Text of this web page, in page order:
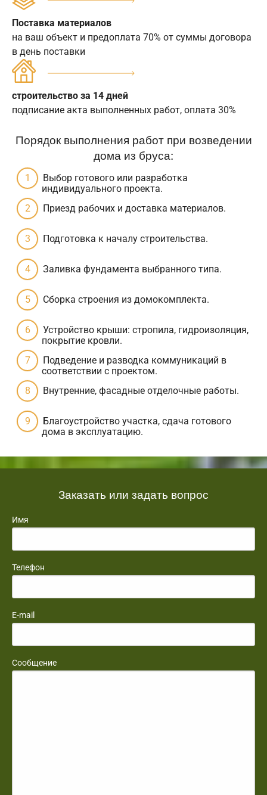
Поставка материалов
на ваш объект и предоплата 70% от суммы договора
в день поставки
строительство за 14 дней
подписание акта выполненных работ, оплата 30%
Порядок выполнения работ при возведении
дома из бруса:
Выбор готового или разработка
индивидуального проекта.
Приезд рабочих и доставка материалов.
Подготовка к началу строительства.
Заливка фундамента выбранного типа.
Сборка строения из домокомплекта.
Устройство крыши: стропила, гидроизоляция,
покрытие кровли.
Подведение и разводка коммуникаций в
соответствии с проектом.
Внутренние, фасадные отделочные работы.
Благоустройство участка, сдача готового
дома в эксплуатацию.
Заказать или задать вопрос
Имя
Телефон
E-mail
Сообщение